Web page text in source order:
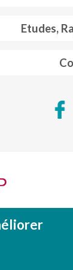
Etudes,
(FEDER)